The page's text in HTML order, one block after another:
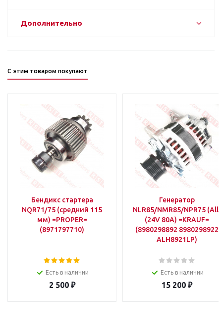
Дополнительно
С этим товаром покупают
Бендикс стартера
NQR71/75 (средний 115
мм) =PROPER=
(8971797710)
Есть в наличии
2 500₽
Генератор
NLR85/NMR85/NPR75 (All)
(24V 80A) =KRAUF=
(8980298892 8980298922
ALH8921LP)
Есть в наличии
15 200 ₽